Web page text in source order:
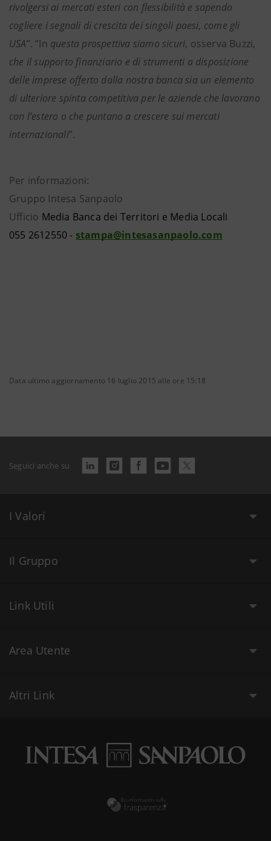
rivolgersi ai mercati esteri con flessibilità e sapendo
cogliere i segnali di crescita dei singoli paesi, come gli
USA”. “In questa prospettiva siamo sicuri, osserva Buzzi,
che il supporto finanziario e di strumenti a disposizione
delle imprese offerto dalla nostra banca sia un elemento
di ulteriore spinta competitiva per le aziende che lavorano
con l’estero o che puntano a crescere sui mercati
internazionali”.
Per informazioni:
Gruppo Intesa Sanpaolo
Ufficio Media Banca dei Territori e Media Locali
055 2612550 - stampa@intesasanpaolo.com
Data ultimo aggiornamento 16 luglio 2015 alle ore 15:18
Seguici anche su
I Valori
Il Gruppo
Link Utili
Area Utente
Altri Link